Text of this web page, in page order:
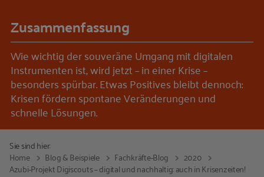
Zusammenfassung
Wie wichtig der souveräne Umgang mit digitalen
Instrumenten ist, wird jetzt – in einer Krise –
besonders spürbar. Etwas Positives bleibt dennoch:
Krisen fördern spontane Veränderungen und
schnelle Lösungen.
Sie sind hier:
Home
Blog & Beispiele Fachkräfte-Blog
2020
Azubi-Projekt Digiscouts – digital und nachhaltig: auch in Krisenzeiten!